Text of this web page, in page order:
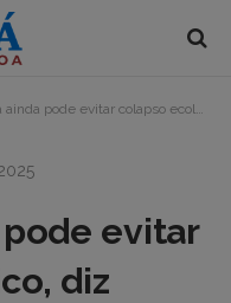
evitar colapso ecológico, diz estudo liderado pelo IPAM
evitar
diz